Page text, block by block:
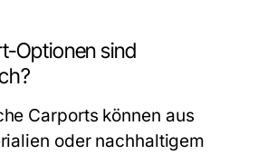
Optionen sind
Carports können aus
oder nachhaltigem